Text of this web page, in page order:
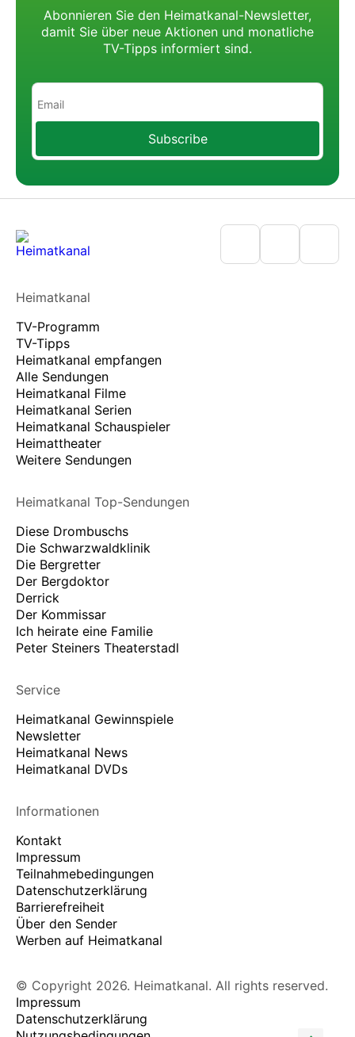
Abonnieren Sie den Heimatkanal-Newsletter,
damit Sie über neue Aktionen und monatliche
TV-Tipps informiert sind.
Subscribe
Heimatkanal
TV-Programm
TV-Tipps
Heimatkanal empfangen
Alle Sendungen
Heimatkanal Filme
Heimatkanal Serien
Heimatkanal Schauspieler
Heimattheater
Weitere Sendungen
Heimatkanal Top-Sendungen
Diese Drombuschs
Die Schwarzwaldklinik
Die Bergretter
Der Bergdoktor
Derrick
Der Kommissar
Ich heirate eine Familie
Peter Steiners Theaterstadl
Service
Heimatkanal Gewinnspiele
Newsletter
Heimatkanal News
Heimatkanal DVDs
Informationen
Kontakt
Impressum
Teilnahmebedingungen
Datenschutzerklärung
Barrierefreiheit
Über den Sender
Werben auf Heimatkanal
© Copyright 2026. Heimatkanal. All rights reserved.
Impressum
Datenschutzerklärung